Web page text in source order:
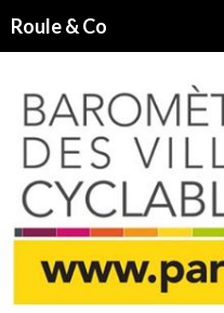
Roule & Co
CONTENU
PRINCIPAL